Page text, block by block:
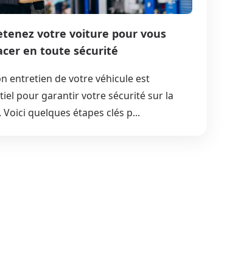
votre voiture pour vous
en toute sécurité
entretien de votre véhicule est
pour garantir votre sécurité sur la
quelques étapes clés p...